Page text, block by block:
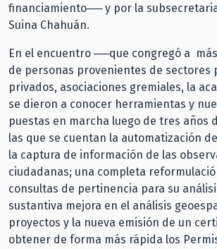
financiamiento── y por la
Suina Chahuán.
En el encuentro ──que congregó a
de personas provenientes de sectores
privados, asociaciones gremiales, la
se dieron a conocer herramientas y
puestas en marcha luego de tres años
las que se cuentan la automatización
la captura de información de las
ciudadanas; una completa
consultas de pertinencia para su
sustantiva mejora en el análisis
proyectos y la nueva emisión de un
obtener de forma más rápida los